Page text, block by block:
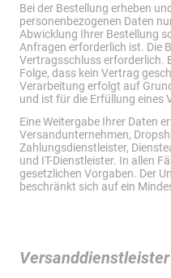
Bei der Bestellung erheben
personenbezogenen Daten
Abwicklung Ihrer Bestellung
Anfragen erforderlich ist. Die
Vertragsschluss erforderlich.
Folge, dass kein Vertrag
Verarbeitung erfolgt auf
und ist für die Erfüllung eines
Eine Weitergabe Ihrer Daten
Versandunternehmen,
Zahlungsdienstleister,
und IT-Dienstleister. In allen
gesetzlichen Vorgaben. Der
beschränkt sich auf ein